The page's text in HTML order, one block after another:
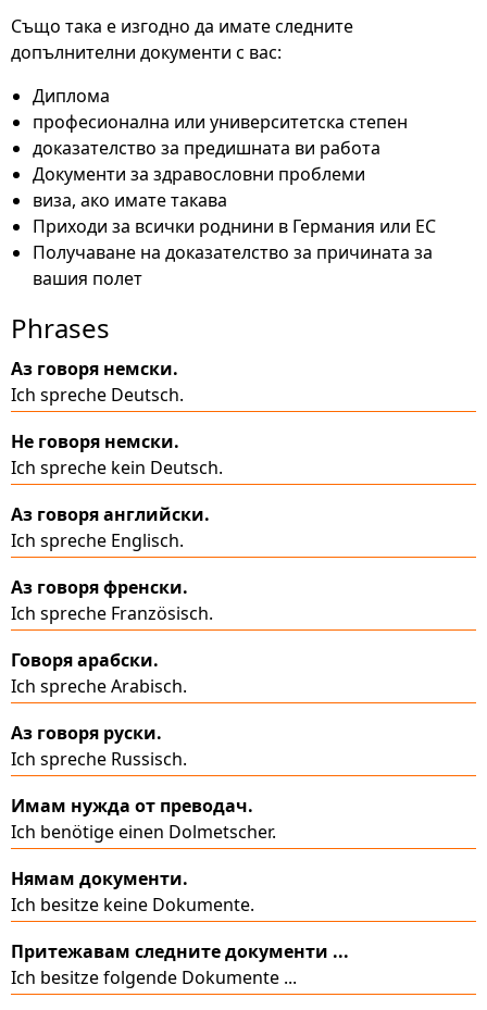
Също така е изгодно да имате следните
допълнителни документи с вас:
Диплома
професионална или университетска степен
доказателство за предишната ви работа
Документи за здравословни проблеми
виза, ако имате такава
Приходи за всички роднини в Германия или ЕС
Получаване на доказателство за причината за
вашия полет
Phrases
Аз говоря немски.
Ich spreche Deutsch.
Не говоря немски.
Ich spreche kein Deutsch.
Аз говоря английски.
Ich spreche Englisch.
Аз говоря френски.
Ich spreche Französisch.
Говоря арабски.
Ich spreche Arabisch.
Аз говоря руски.
Ich spreche Russisch.
Имам нужда от преводач.
Ich benötige einen Dolmetscher.
Нямам документи.
Ich besitze keine Dokumente.
Притежавам следните документи ...
Ich besitze folgende Dokumente ...